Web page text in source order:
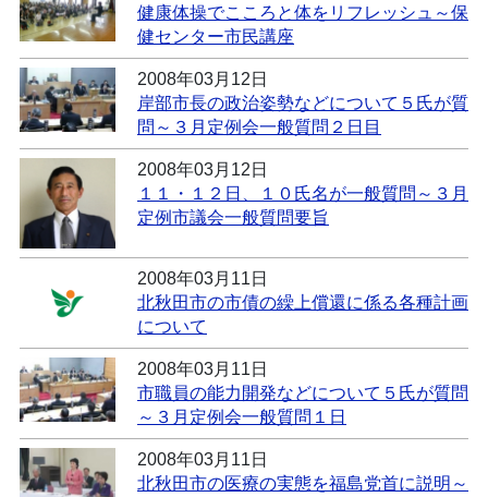
健康体操でこころと体をリフレッシュ～保
健センター市民講座
2008年03月12日
岸部市長の政治姿勢などについて５氏が質
問～３月定例会一般質問２日目
2008年03月12日
１１・１２日、１０氏名が一般質問～３月
定例市議会一般質問要旨
2008年03月11日
北秋田市の市債の繰上償還に係る各種計画
について
2008年03月11日
市職員の能力開発などについて５氏が質問
～３月定例会一般質問１日
2008年03月11日
北秋田市の医療の実態を福島党首に説明～